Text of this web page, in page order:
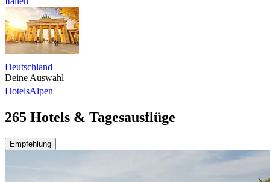
Deutschland
Deine Auswahl
HotelsAlpen
265 Hotels & Tagesausflüge
Empfehlung